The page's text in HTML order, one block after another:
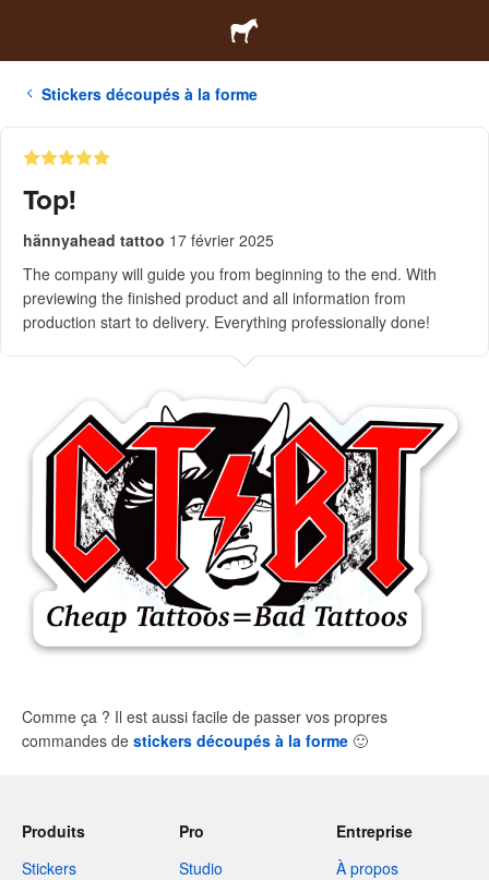
Stickers découpés à la forme
Top!
hännyahead tattoo 17 février 2025
The company will guide you from beginning to the end. With
previewing the finished product and all information from
production start to delivery. Everything professionally done!
Comme ça ? Il est aussi facile de passer vos propres
commandes de stickers découpés à la forme 🙂
Produits
Stickers
Pro
Studio
Entreprise
À propos